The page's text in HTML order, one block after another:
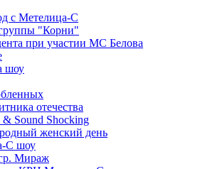
с Метелица-С
"Корни"
при участии МС Белова
шоу
отечества
Sound Shocking
женский день
С шоу
Мираж